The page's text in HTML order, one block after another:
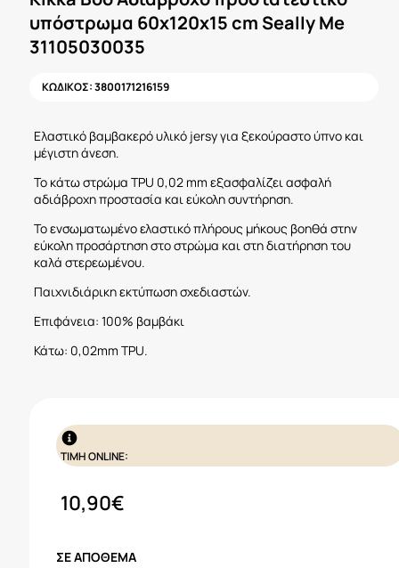
υπόστρωμα 60x120x15 cm Seally Me
31105030035
ΚΩΔΙΚΟΣ:3800171216159
Ελαστικό βαμβακερό υλικό jersy για ξεκούραστο ύπνο και
μέγιστη άνεση.
Το κάτω στρώμα TPU 0,02 mm εξασφαλίζει ασφαλή
αδιάβροχη προστασία και εύκολη συντήρηση.
Το ενσωματωμένο ελαστικό πλήρους μήκους βοηθά στην
εύκολη προσάρτηση στο στρώμα και στη διατήρηση του
καλά στερεωμένου.
Παιχνιδιάρικη εκτύπωση σχεδιαστών.
Επιφάνεια: 100% βαμβάκι
Κάτω: 0,02mm TPU.
ΤΙΜΗ ONLINE:
10,90€
ΣΕ ΑΠΌΘΕΜΑ